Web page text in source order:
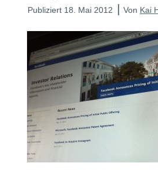
Publiziert 18. Mai 2012 | Von Kai